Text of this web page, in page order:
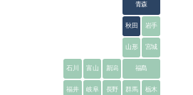
青森
秋田 岩手
山形 宮城
石川 富山 新潟 福島
福井 岐阜 長野 群馬 栃木